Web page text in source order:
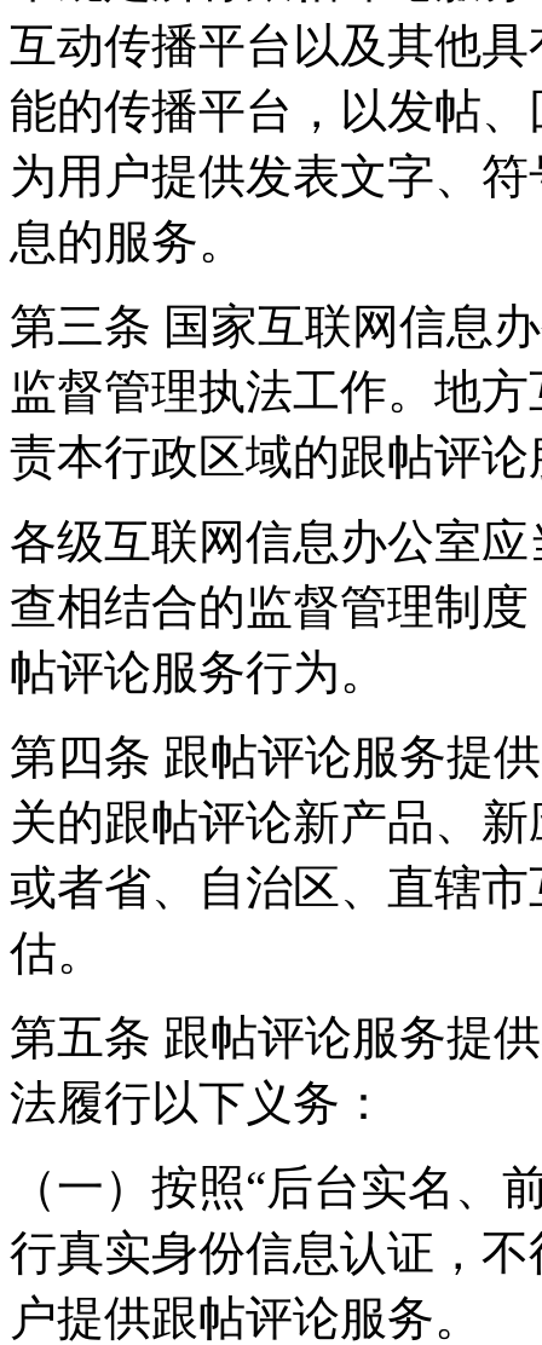
互动传播平台以及其他
能的传播平台，以发帖
为用户提供发表文字、
息的服务。
第三条 国家互联网信息
监督管理执法工作。地
责本行政区域的跟帖评
各级互联网信息办公室
查相结合的监督管理制
帖评论服务行为。
第四条 跟帖评论服务提
关的跟帖评论新产品、
或者省、自治区、直辖
估。
第五条 跟帖评论服务提
法履行以下义务：
（一）按照“后台实名、
行真实身份信息认证，
户提供跟帖评论服务。